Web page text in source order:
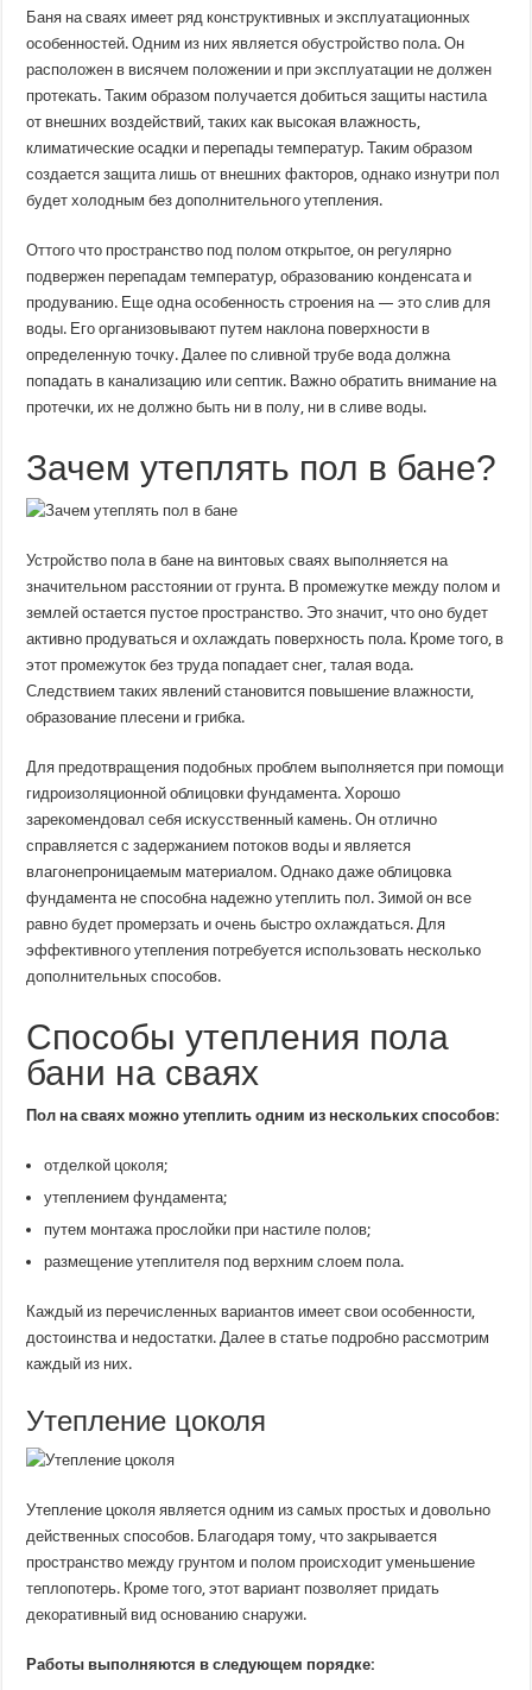
Баня на сваях имеет ряд конструктивных и эксплуатационных
особенностей. Одним из них является обустройство пола. Он
расположен в висячем положении и при эксплуатации не должен
протекать. Таким образом получается добиться защиты настила
от внешних воздействий, таких как высокая влажность,
климатические осадки и перепады температур. Таким образом
создается защита лишь от внешних факторов, однако изнутри пол
будет холодным без дополнительного утепления.
Оттого что пространство под полом открытое, он регулярно
подвержен перепадам температур, образованию конденсата и
продуванию. Еще одна особенность строения на — это слив для
воды. Его организовывают путем наклона поверхности в
определенную точку. Далее по сливной трубе вода должна
попадать в канализацию или септик. Важно обратить внимание на
протечки, их не должно быть ни в полу, ни в сливе воды.
Зачем утеплять пол в бане?
Устройство пола в бане на винтовых сваях выполняется на
значительном расстоянии от грунта. В промежутке между полом и
землей остается пустое пространство. Это значит, что оно будет
активно продуваться и охлаждать поверхность пола. Кроме того, в
этот промежуток без труда попадает снег, талая вода.
Следствием таких явлений становится повышение влажности,
образование плесени и грибка.
Для предотвращения подобных проблем выполняется при помощи
гидроизоляционной облицовки фундамента. Хорошо
зарекомендовал себя искусственный камень. Он отлично
справляется с задержанием потоков воды и является
влагонепроницаемым материалом. Однако даже облицовка
фундамента не способна надежно утеплить пол. Зимой он все
равно будет промерзать и очень быстро охлаждаться. Для
эффективного утепления потребуется использовать несколько
дополнительных способов.
Способы утепления пола
бани на сваях
Пол на сваях можно утеплить одним из нескольких способов:
отделкой цоколя;
утеплением фундамента;
путем монтажа прослойки при настиле полов;
размещение утеплителя под верхним слоем пола.
Каждый из перечисленных вариантов имеет свои особенности,
достоинства и недостатки. Далее в статье подробно рассмотрим
каждый из них.
Утепление цоколя
Утепление цоколя является одним из самых простых и довольно
действенных способов. Благодаря тому, что закрывается
пространство между грунтом и полом происходит уменьшение
теплопотерь. Кроме того, этот вариант позволяет придать
декоративный вид основанию снаружи.
Работы выполняются в следующем порядке: